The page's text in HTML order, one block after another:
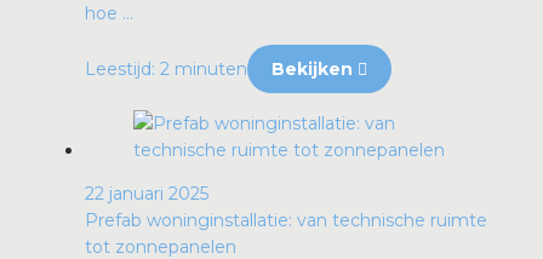
hoe ...
Leestijd: 2 minuten Bekijken
22 januari 2025
Prefab woninginstallatie: van technische ruimte
tot zonnepanelen